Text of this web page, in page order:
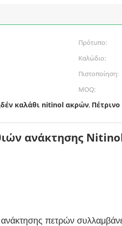
Πρότυπο:
Καλώδιο:
Πιστοποίηση:
MOQ:
καλάθι nitinol ακρών,
ανάκτησης
πετρών